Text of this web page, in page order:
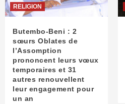
RELIGION
Butembo-Beni : 2
sœurs Oblates de
l’Assomption
prononcent leurs vœux
temporaires et 31
autres renouvellent
leur engagement pour
un an